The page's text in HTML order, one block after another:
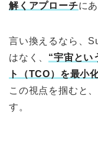
解くアプローチに
言い換えるなら、
はなく、 “宇宙とい
ト（TCO）を最小
この視点を掴むと
す。